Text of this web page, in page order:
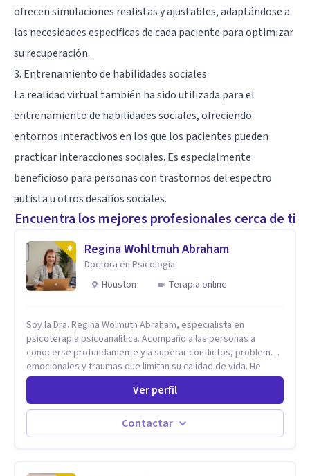
ofrecen simulaciones realistas y ajustables, adaptándose a
las necesidades específicas de cada paciente para optimizar
su recuperación.
3. Entrenamiento de habilidades sociales
La realidad virtual también ha sido utilizada para el
entrenamiento de habilidades sociales, ofreciendo
entornos interactivos en los que los pacientes pueden
practicar interacciones sociales. Es especialmente
beneficioso para personas con trastornos del espectro
autista u otros desafíos sociales.
Encuentra los mejores profesionales cerca de ti
Regina Wohltmuh Abraham
Doctora en Psicología
Houston
Terapia online
Soy la Dra. Regina Wolmuth Abraham, especialista en
psicoterapia psicoanalítica. Acompaño a las personas a
conocerse profundamente y a superar conflictos, problemas
emocionales y traumas que limitan su calidad de vida. He
trabajado en reconocidas instituciones como el Hospital
Psiquiátrico San Rafael, Instituto Psiquiátrico MENDAO, San
Bernardino, Hospital Psiquiátrico Infantil y el Centro de
Integración Juvenil. Además, tuve el privilegio de colaborar
en comunidades como Olivar del Conde y Xochimilco, lo que
Ver perfil
Contactar